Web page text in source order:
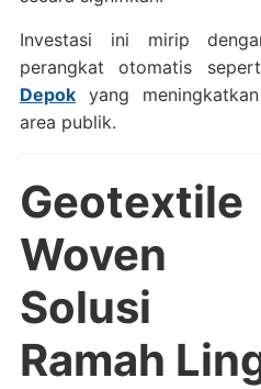
Investasi ini mirip
perangkat otomatis
Depokyang
area publik.
Woven
Solusi
Ramah